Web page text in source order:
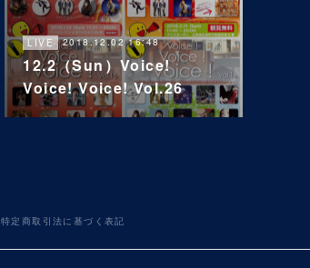
LIVE 2018.12.02 16:48
12.2（Sun）Voice!
Voice! Voice! Vol.26
特定商取引法に基づく表記